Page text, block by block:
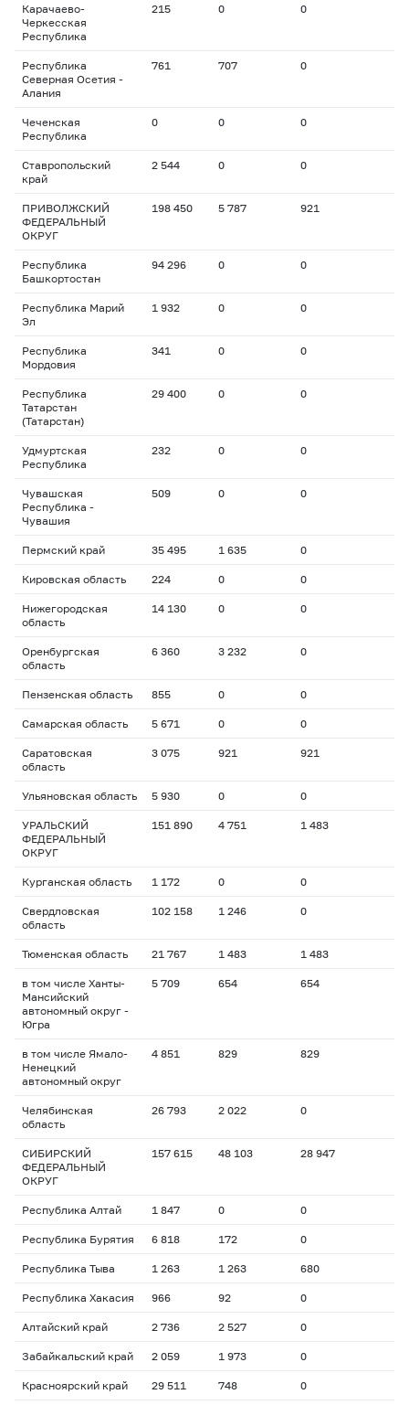
Карачаево-
Черкесская
Республика
215 0 0
Республика
Северная Осетия -
Алания
761 707 0
Чеченская
Республика
0 0 0
Ставропольский
край
2 544 0 0
ПРИВОЛЖСКИЙ
ФЕДЕРАЛЬНЫЙ
ОКРУГ
198 450 5 787 921
Республика
Башкортостан
94 296 0 0
Республика Марий
Эл
1 932 0 0
Республика
Мордовия
341 0 0
Республика
Татарстан
(Татарстан)
29 400 0 0
Удмуртская
Республика
232 0 0
Чувашская
Республика -
Чувашия
509 0 0
Пермский край 35 495 1 635 0
Кировская область 224 0 0
Нижегородская
область
14 130 0 0
Оренбургская
область
6 360 3 232 0
Пензенская область 855 0 0
Самарская область 5 671 0 0
Саратовская
область
3 075 921 921
Ульяновская область 5 930 0 0
УРАЛЬСКИЙ
ФЕДЕРАЛЬНЫЙ
ОКРУГ
151 890 4 751 1 483
Курганская область 1 172 0 0
Свердловская
область
102 158 1 246 0
Тюменская область 21 767 1 483 1 483
в том числе Ханты-
Мансийский
автономный округ -
Югра
5 709 654 654
в том числе Ямало-
Ненецкий
автономный округ
4 851 829 829
Челябинская
область
26 793 2 022 0
СИБИРСКИЙ
ФЕДЕРАЛЬНЫЙ
ОКРУГ
157 615 48 103 28 947
Республика Алтай 1 847 0 0
Республика Бурятия 6 818 172 0
Республика Тыва 1 263 1 263 680
Республика Хакасия 966 92 0
Алтайский край 2 736 2 527 0
Забайкальский край 2 059 1 973 0
Красноярский край 29 511 748 0